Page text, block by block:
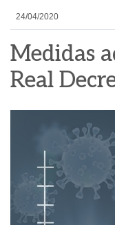
24/04/2020
Medidas
Real